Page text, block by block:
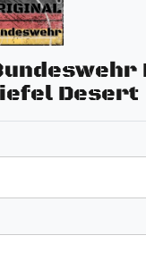
Desert